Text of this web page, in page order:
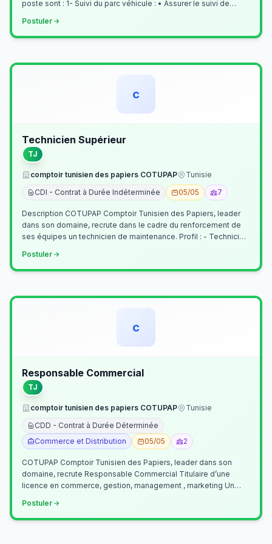
poste sont : 1- Suivi du parc véhicule : • Assurer le suivi de
Postuler
c
Technicien Supérieur
TJ
comptoir tunisien des papiers COTUPAP
Tunisie
CDI - Contrat à Durée Indéterminée
05/05 7
Description COTUPAP Comptoir Tunisien des Papiers, leader
dans son domaine, recrute dans le cadre du renforcement de
ses équipes un technicien de maintenance. Profil : - Technicien
Postuler
c
Responsable Commercial
TJ
comptoir tunisien des papiers COTUPAP
Tunisie
CDD - Contrat à Durée Déterminée
Commerce et Distribution
05/05 2
COTUPAP Comptoir Tunisien des Papiers, leader dans son
domaine, recrute Responsable Commercial Titulaire d’une
licence en commerce, gestion, management , marketing Un
Postuler